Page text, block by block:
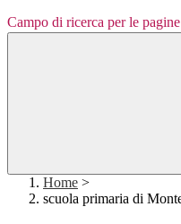
Campo di ricerca per le
Home >
scuola primaria di